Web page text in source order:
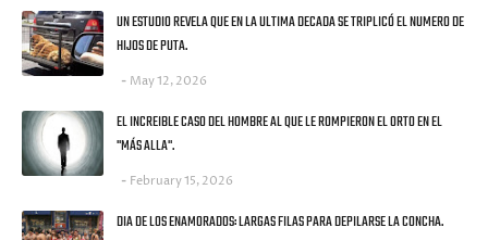
UN ESTUDIO REVELA QUE EN LA ULTIMA DECADA SE TRIPLICÓ EL NUMERO DE
HIJOS DE PUTA.
May 12, 2026
EL INCREIBLE CASO DEL HOMBRE AL QUE LE ROMPIERON EL ORTO EN EL
"MÁS ALLA".
February 15, 2026
DIA DE LOS ENAMORADOS: LARGAS FILAS PARA DEPILARSE LA CONCHA.